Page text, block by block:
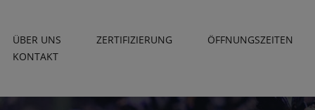
ÜBER UNS ZERTIFIZIERUNG
ÖFFNUNGSZEITEN
KONTAKT